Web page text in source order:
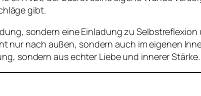
gibt.
sondern eine Einladung zu
nur nach außen, sondern auch im eigenen
sondern aus echter Liebe und innerer Stärke.